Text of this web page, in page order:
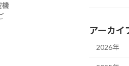
機
アーカイ
2026年